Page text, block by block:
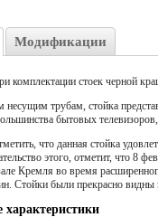
Модификации
комплектации стоек черной
несущим трубам, стойка
бытовых
что данная стойка
этого, отметит, что 8
Кремля во время
Стойки были прекрасно видны
характеристики